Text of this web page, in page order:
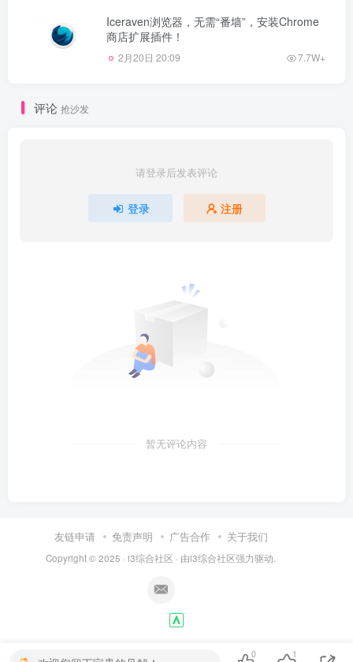
Iceraven浏览器，无需“番墙”，安装Chrome
商店扩展插件！
2月20日 20:09 7.7W+
评论 抢沙发
请登录后发表评论
登录 注册
暂无评论内容
友链申请 免责声明 广告合作 关于我们
Copyright © 2025 · i3综合社区 · 由i3综合社区强力驱动.
0 1